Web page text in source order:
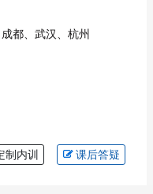
都、武汉、杭州
制内训 课后答疑